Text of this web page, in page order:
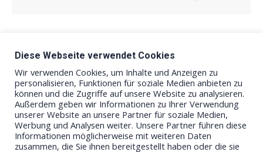
← 1 … 4 5 6 7
Diese Webseite verwendet Cookies
Wir verwenden Cookies, um Inhalte und Anzeigen zu
personalisieren, Funktionen für soziale Medien anbieten zu
können und die Zugriffe auf unsere Website zu analysieren.
Außerdem geben wir Informationen zu Ihrer Verwendung
unserer Website an unsere Partner für soziale Medien,
Werbung und Analysen weiter. Unsere Partner führen diese
Informationen möglicherweise mit weiteren Daten
zusammen, die Sie ihnen bereitgestellt haben oder die sie